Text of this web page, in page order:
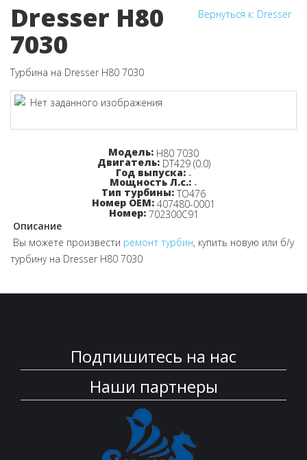
Вернуться к: Dresser
Dresser H80
7030
Турбина на Dresser H80 7030
Узнайте цену!
Модель: H80 7030
Двигатель: DT429 (0.0)
Год выпуска: -
Мощность Л.с.: -
Тип турбины: TO476
Номер OEM: 407480-0001
Номер: 702300C91
Описание
Вы можете произвести ремонт турбин, купить новую или б/у
турбину на Dresser H80 7030
Подпишитесь на нас
Наши партнеры